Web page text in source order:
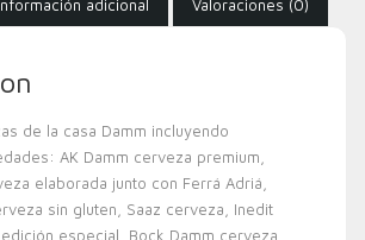
adicional Valoraciones (0)
de la casa Damm incluyendo
AK Damm cerveza premium,
elaborada junto con Ferrá Adriá,
sin gluten, Saaz cerveza, Inedit
especial, Bock Damm cerveza